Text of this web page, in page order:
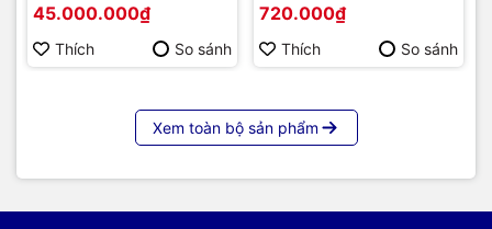
-Khe huỷ thứ 2 là khe huỷ nhỏ, huỷ đơn lẻ thẻ và CD/VCD.
86 | Cấu hình cao cấp |
Hàng chính hãng
45.000.000₫
Thích So sánh
720.000₫
Thích So sánh
Xem toàn bộ sản phẩm